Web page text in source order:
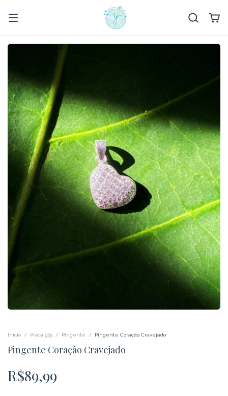
Início / Prata 925 / Pingente / Pingente Coração Cravejado
Pingente Coração Cravejado
R$89,99